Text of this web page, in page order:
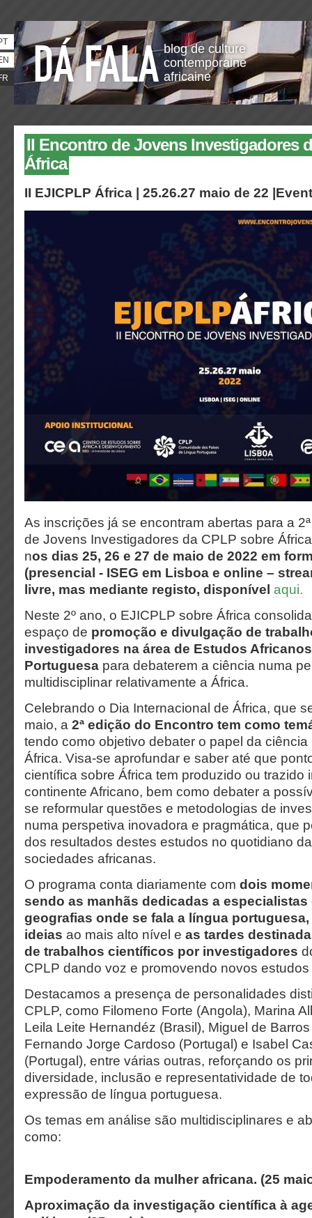
blog de culture
contemporaine
africaine
II Encontro de Jovens Investigadores
África
II EJICPLP África | 25.26.27 maio de 22
As inscrições já se encontram abertas para a
de Jovens Investigadores da CPLP sobre
nos dias 25, 26 e 27 de maio de 2022 em
(presencial - ISEG em Lisboa e online –
livre, mas mediante registo, disponível aqui.
Neste 2º ano, o EJICPLP sobre África
espaço de promoção e divulgação de
investigadores na área de Estudos
Portuguesa para debaterem a ciência numa
multidisciplinar relativamente a África.
Celebrando o Dia Internacional de África, que
maio, a 2ª edição do Encontro tem como
tendo como objetivo debater o papel da
África. Visa-se aprofundar e saber até que
científica sobre África tem produzido ou trazido
continente Africano, bem como debater a
se reformular questões e metodologias de
numa perspetiva inovadora e pragmática, que
dos resultados destes estudos no quotidiano
sociedades africanas.
O programa conta diariamente com dois
sendo as manhãs dedicadas a especialistas
geografias onde se fala a língua
ideias ao mais alto nível e as tardes
de trabalhos científicos por investigadores
CPLP dando voz e promovendo novos
Destacamos a presença de personalidades
CPLP, como Filomeno Forte (Angola), Marina
Leila Leite Hernandéz (Brasil), Miguel de
Fernando Jorge Cardoso (Portugal) e Isabel
(Portugal), entre várias outras, reforçando os
diversidade, inclusão e representatividade de
expressão de língua portuguesa.
Os temas em análise são multidisciplinares e
como:
Empoderamento da mulher africana. (25
Aproximação da investigação científica à